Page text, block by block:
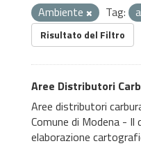
Ambiente
Tag:
Risultato del Filtro
Aree Distributori
Aree distributori
Comune di Modena - Il
elaborazione